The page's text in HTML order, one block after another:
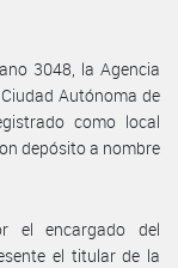
3048, la Agencia
Autónoma de
como local
depósito a nombre
el encargado del
el titular de la